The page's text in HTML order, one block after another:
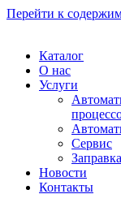
Перейти к
Каталог
О нас
Услуги
Сервис
Новости
Контакты